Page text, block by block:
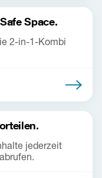
Space.
2-in-1-Kombi
jederzeit